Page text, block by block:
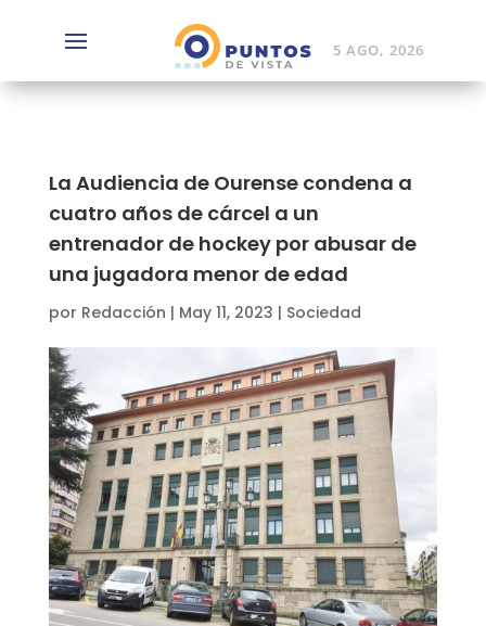
5 AGO, 2026
La Audiencia de Ourense condena a
cuatro años de cárcel a un
entrenador de hockey por abusar de
una jugadora menor de edad
por Redacción | May 11, 2023 | Sociedad